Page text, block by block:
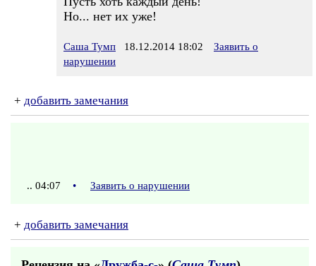
Но... нет их уже!
Саша Тумп 18.12.2014 18:02
Заявить о
нарушении
+ добавить замечания
.. 04:07 • Заявить о нарушении
+ добавить замечания